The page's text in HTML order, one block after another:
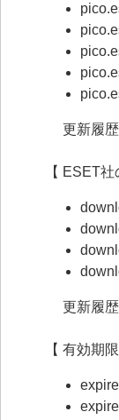
更新履歴
【 ESET
更新履歴
【 有効期